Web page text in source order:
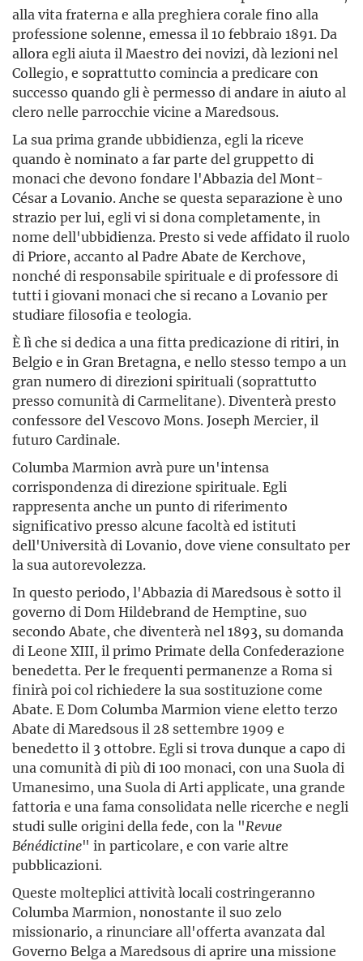
alla vita fraterna e alla preghiera corale fino alla
professione solenne, emessa il 10 febbraio 1891. Da
allora egli aiuta il Maestro dei novizi, dà lezioni nel
Collegio, e soprattutto comincia a predicare con
successo quando gli è permesso di andare in aiuto al
clero nelle parrocchie vicine a Maredsous.
La sua prima grande ubbidienza, egli la riceve
quando è nominato a far parte del gruppetto di
monaci che devono fondare l'Abbazia del Mont-
César a Lovanio. Anche se questa separazione è uno
strazio per lui, egli vi si dona completamente, in
nome dell'ubbidienza. Presto si vede affidato il ruolo
di Priore, accanto al Padre Abate de Kerchove,
nonché di responsabile spirituale e di professore di
tutti i giovani monaci che si recano a Lovanio per
studiare filosofia e teologia.
È lì che si dedica a una fitta predicazione di ritiri, in
Belgio e in Gran Bretagna, e nello stesso tempo a un
gran numero di direzioni spirituali (soprattutto
presso comunità di Carmelitane). Diventerà presto
confessore del Vescovo Mons. Joseph Mercier, il
futuro Cardinale.
Columba Marmion avrà pure un'intensa
corrispondenza di direzione spirituale. Egli
rappresenta anche un punto di riferimento
significativo presso alcune facoltà ed istituti
dell'Università di Lovanio, dove viene consultato per
la sua autorevolezza.
In questo periodo, l'Abbazia di Maredsous è sotto il
governo di Dom Hildebrand de Hemptine, suo
secondo Abate, che diventerà nel 1893, su domanda
di Leone XIII, il primo Primate della Confederazione
benedetta. Per le frequenti permanenze a Roma si
finirà poi col richiedere la sua sostituzione come
Abate. E Dom Columba Marmion viene eletto terzo
Abate di Maredsous il 28 settembre 1909 e
benedetto il 3 ottobre. Egli si trova dunque a capo di
una comunità di più di 100 monaci, con una Suola di
Umanesimo, una Suola di Arti applicate, una grande
fattoria e una fama consolidata nelle ricerche e negli
studi sulle origini della fede, con la "Revue
Bénédictine" in particolare, e con varie altre
pubblicazioni.
Queste molteplici attività locali costringeranno
Columba Marmion, nonostante il suo zelo
missionario, a rinunciare all'offerta avanzata dal
Governo Belga a Maredsous di aprire una missione